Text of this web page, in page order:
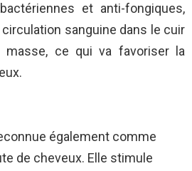
et anti-fongiques,
sanguine dans le cuir
masse, ce qui va favoriser la
également comme
de cheveux. Elle stimule